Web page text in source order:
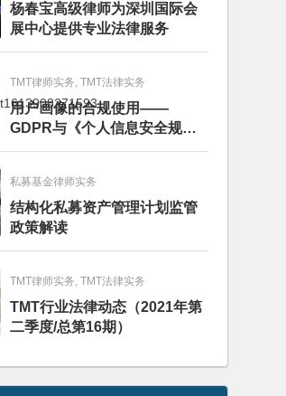
杨春宝高级律师为深圳国际会
展中心提供专业法律服务
TMT律师实务, TMT法律实务
用户画像的合规使用——
GDPR与《个人信息安全规
范》的比较分析
私募基金律师实务
结构化私募资产管理计划监管
政策解读
TMT律师实务, TMT法律实务
TMT行业法律动态（2021年第
二季度/总第16期）